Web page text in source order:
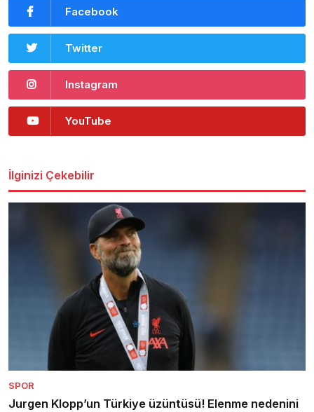
Facebook
Twitter
Instagram
YouTube
İlginizi Çekebilir
SPOR
Jurgen Klopp’un Türkiye üzüntüsü! Elenme nedenini